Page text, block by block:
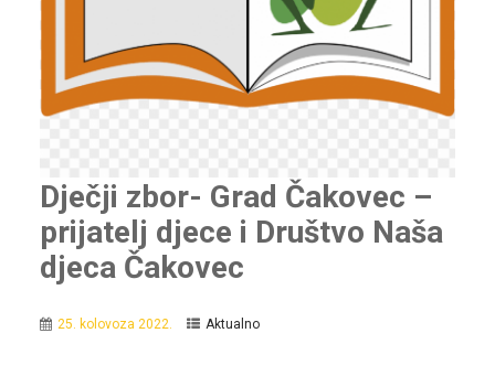
Dječji zbor- Grad Čakovec –
prijatelj djece i Društvo Naša
djeca Čakovec
25. kolovoza 2022. Aktualno